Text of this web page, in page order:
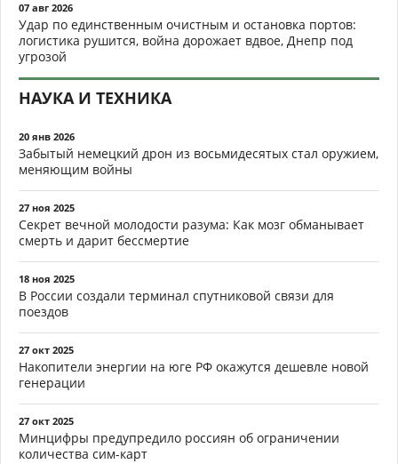
07 авг 2026
Удар по единственным очистным и остановка портов:
логистика рушится, война дорожает вдвое, Днепр под
угрозой
НАУКА И ТЕХНИКА
20 янв 2026
Забытый немецкий дрон из восьмидесятых стал оружием,
меняющим войны
27 ноя 2025
Секрет вечной молодости разума: Как мозг обманывает
смерть и дарит бессмертие
18 ноя 2025
В России создали терминал спутниковой связи для
поездов
27 окт 2025
Накопители энергии на юге РФ окажутся дешевле новой
генерации
27 окт 2025
Минцифры предупредило россиян об ограничении
количества сим-карт